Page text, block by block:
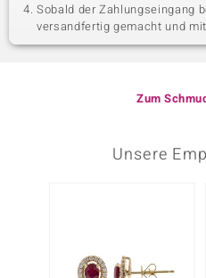
Sobald der Zahlungseingang
versandfertig gemacht und
Zum
Unsere